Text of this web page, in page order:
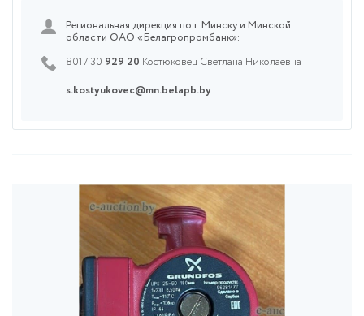
Региональная дирекция по г. Минску и Минской
области ОАО «Белагропромбанк»:
8017 30 929 20 Костюковец Светлана Николаевна
s.kostyukovec@mn.belapb.by